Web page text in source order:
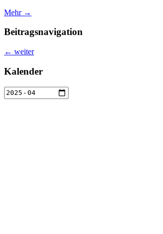
Mehr →
Beitragsnavigation
← weiter
Kalender